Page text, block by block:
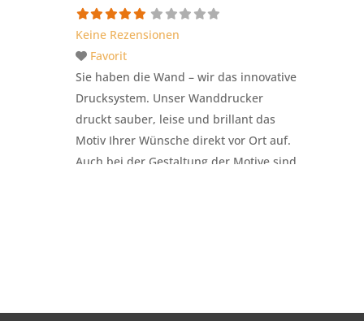
Keine Rezensionen
Favorit
Sie haben die Wand – wir das innovative
Drucksystem. Unser Wanddrucker
druckt sauber, leise und brillant das
Motiv Ihrer Wünsche direkt vor Ort auf.
Auch bei der Gestaltung der Motive sind